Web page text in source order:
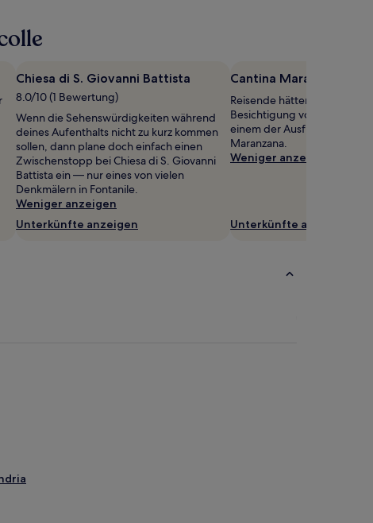
Chiesa di S. Giovanni Battista
8.0/10 (1 Bewertung)
Wenn die Sehenswürdigkeiten während
deines Aufenthalts nicht zu kurz kommen
sollen, dann plane doch einfach einen
Zwischenstopp bei Chiesa di S. Giovanni
Battista ein — nur eines von vielen
Denkmälern in Fontanile.
Weniger anzeigen
Unterkünfte anzeigen
Cantina Maranzana
Reisende hätten bestimmt
Besichtigung von Cantina
einem der Ausflugsziele im
Maranzana.
Weniger anzeigen
Unterkünfte anzeigen